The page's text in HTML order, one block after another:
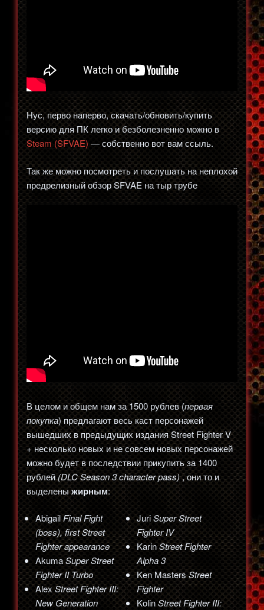
Нус, перво наперво, скачать/обновить/купить
версию для ПК легко и безболезненно можно в
Steam (SFVAE) — собственно вот вам ссыль.
Так же можно посмотреть и послушать на неплохой
предрелизный обзор SFVAE на тыр трубе
В целом и общем нам за 1500 рублев (первая
покупка) предлагают весь каст персонажей
вышедших в предыдущих издания Street Fighter V
+ несколько новых и не совсем новых персонажей
можно будет в последствии прикупить за 1400
рублей(DLC Season 3 character pass), они то и
выделеныжирным:
AbigailFinal Fight
(boss), first Street
Fighter appearance
AkumaSuper Street
Fighter II Turbo
AlexStreet Fighter III:
New Generation
JuriSuper Street
Fighter IV
KarinStreet Fighter
Alpha 3
Ken MastersStreet
Fighter
KolinStreet Fighter III: